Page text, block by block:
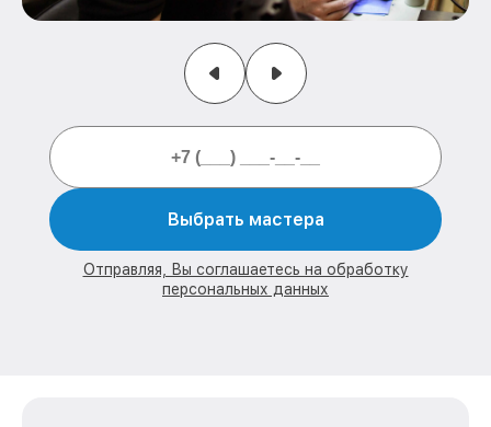
Выбрать мастера
Отправляя, Вы соглашаетесь на обработку
персональных данных